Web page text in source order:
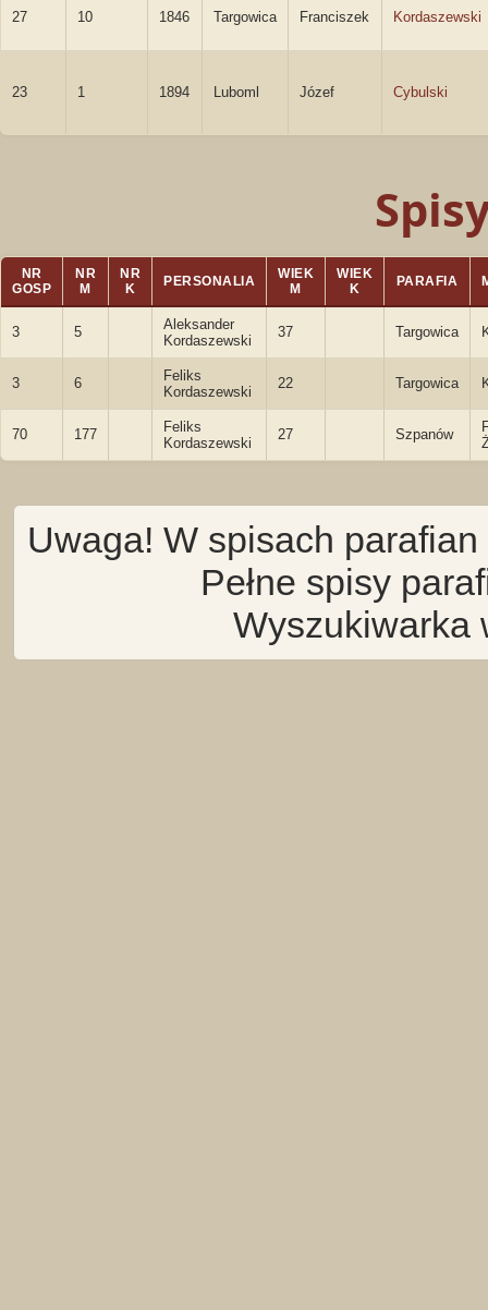
27 10 1846 Targowica Franciszek Kordaszewski
23 1 1894 Luboml Józef Cybulski
NR
GOSP
NR
M
NR
K
PERSONALIA
WIEK
M
WIEK
K
PARAFIA
3 5
Aleksander
Kordaszewski
37 Targowica
3 6
Feliks
Kordaszewski
22 Targowica
70 177
Feliks
Kordaszewski
27 Szpanów
Uwaga! W spisach
Pełne spisy
Wyszukiwarka